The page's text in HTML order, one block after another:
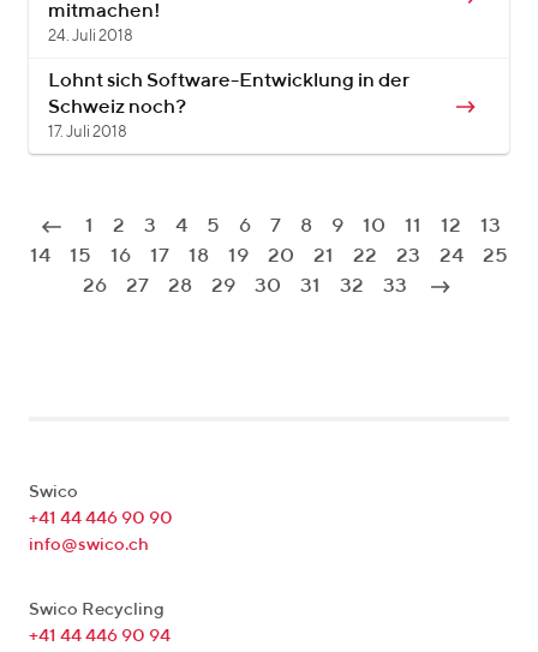
24. Juli 2018
mitmachen!
17. Juli 2018
Lohnt sich Software-Entwicklung in der
Schweiz noch?
1 2 3 4 5 6 7 8 9 10 11 12
13
14
15 16 17 18 19 20 21 22 23 24
25
26
27 28 29 30 31 32 33
Swico
+41 44 446 90 90
info@swico.ch
Swico Recycling
+41 44 446 90 94